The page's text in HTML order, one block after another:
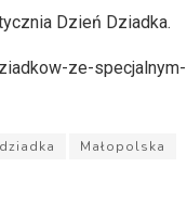
Dzień Dziadka.
ze-specjalnym-
Małopolska